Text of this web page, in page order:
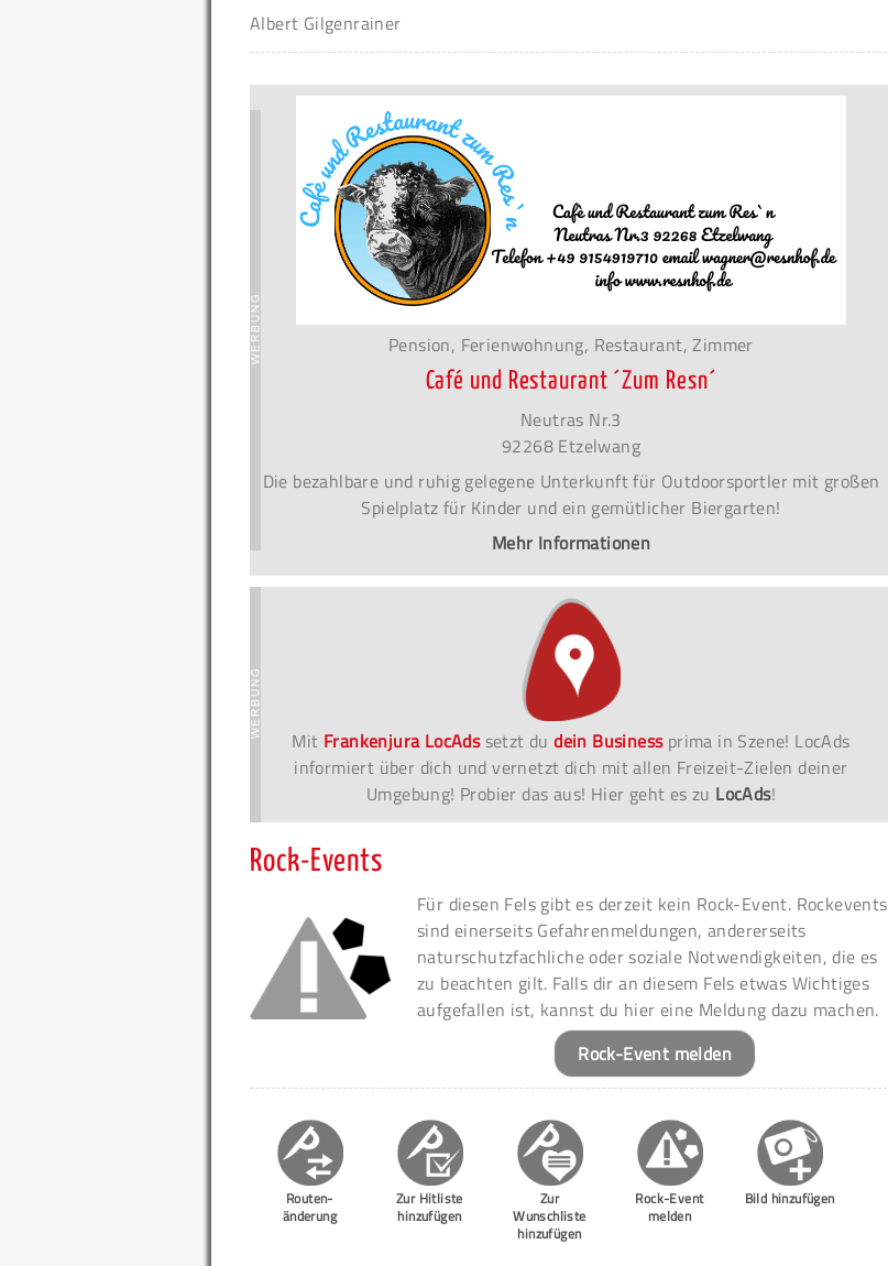
Albert Gilgenrainer
Pension, Ferienwohnung, Restaurant, Zimmer
Café und Restaurant ´Zum Resn´
Neutras Nr.3
92268 Etzelwang
Die bezahlbare und ruhig gelegene Unterkunft für Outdoorsportler mit großen
Spielplatz für Kinder und ein gemütlicher Biergarten!
Mehr Informationen
Mit Frankenjura LocAdssetzt dudein Businessprima in Szene! LocAds
informiert über dich und vernetzt dich mit allen Freizeit-Zielen deiner
Umgebung! Probier das aus! Hier geht es zu LocAds!
Rock-Events
Für diesen Fels gibt es derzeit kein Rock-Event. Rockevents
sind einerseits Gefahrenmeldungen, andererseits
naturschutzfachliche oder soziale Notwendigkeiten, die es
zu beachten gilt. Falls dir an diesem Fels etwas Wichtiges
aufgefallen ist, kannst du hier eine Meldung dazu machen.
Rock-Event melden
Routen-
änderung
Zur Hitliste
hinzufügen
Zur
Wunschliste
hinzufügen
Rock-Event
melden
Bild hinzufügen